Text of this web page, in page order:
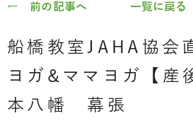
← 前の記事へ 一覧に戻る
船橋教室JAHA協会
ヨガ&ママヨガ【産
本八幡 幕張